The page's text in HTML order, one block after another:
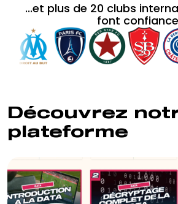
...et plus de 20 clubs
font confiance
Découvrez
plateforme